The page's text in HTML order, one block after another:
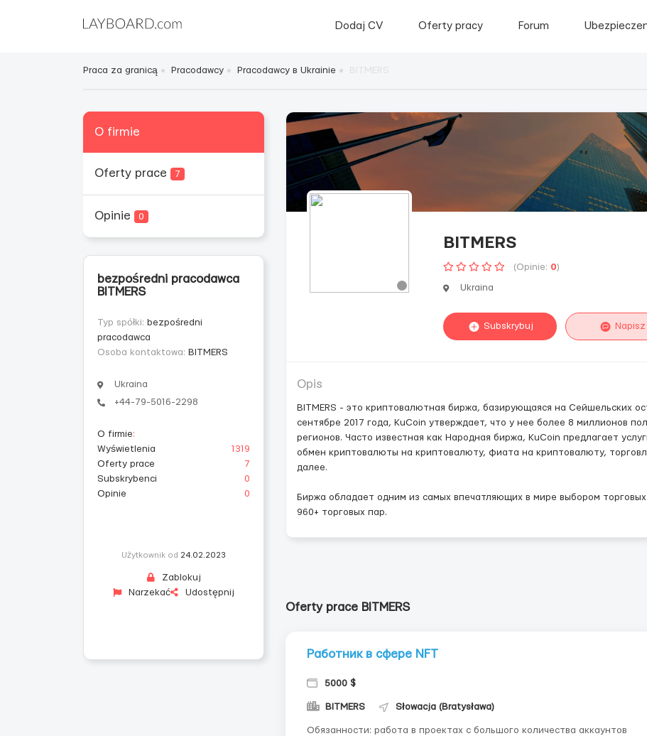
Dodaj CV Oferty pracy Forum
Praca za granicą Pracodawcy Pracodawcy в Ukrainie
O firmie
Oferty prace 7
Opinie 0
bezpośredni pracodawca
BITMERS
Typ spółki: bezpośredni
pracodawca
Osoba kontaktowa: BITMERS
Ukraina
+44-79-5016-2298
O firmie:
Wyświetlenia
1319
Oferty prace
7
Subskrybenci
0
Opinie
0
Użytkownik od 24.02.2023
Zablokuj
Narzekać
Udostępnij
BITMERS
(Opinie: 0)
Ukraina
Subskrybuj Napisz
Opis
BITMERS - это криптовалютная биржа, базирующаяся на Сейшельских
сентябре 2017 года, KuCoin утверждает, что у нее более 8 миллионов
регионов. Часто известная как Народная биржа, KuCoin предлагает
обмен криптовалюты на криптовалюту, фиата на криптовалюту,
далее.
Биржа обладает одним из самых впечатляющих в мире выбором
960+ торговых пар.
Oferty prace BITMERS
Работник в сфере NFT
5000 $
BITMERS Słowacja (Bratysława)
Обязанности: работа в проектах с большого количества аккаунтов